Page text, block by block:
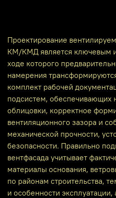
Проектирование
КМ/КМД является ключевым
ходе которого
намерения
комплект рабочей
подсистем, обеспечивающих
облицовки, корректное
вентиляционного зазора и
механической прочности,
безопасности. Правильно
вентфасада учитывает
материалы основания,
по районам строительства,
и особенности